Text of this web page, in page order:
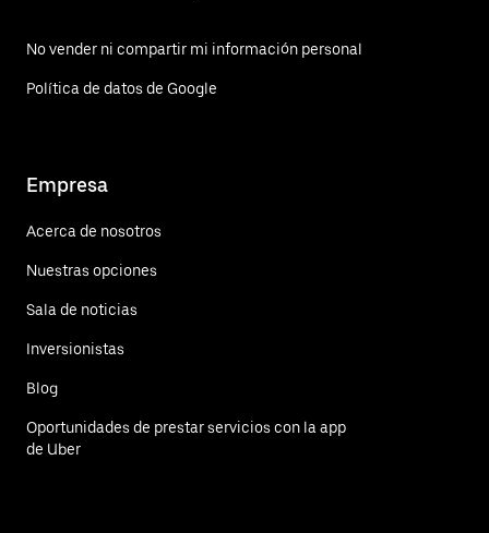
No vender ni compartir mi información personal
Política de datos de Google
Empresa
Acerca de nosotros
Nuestras opciones
Sala de noticias
Inversionistas
Blog
Oportunidades de prestar servicios con la app
de Uber